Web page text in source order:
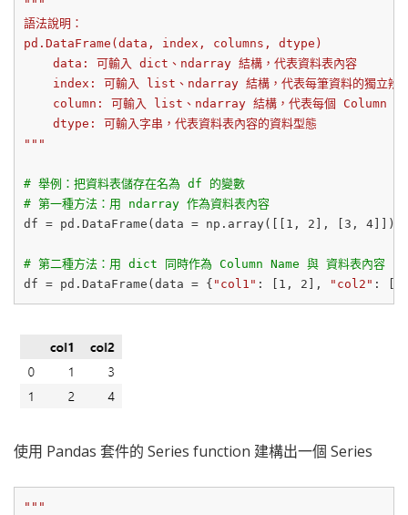
"""
語法說明：
pd.DataFrame(data, index, columns, dtype)
    data: 可輸入 dict、ndarray 結構，代表資料表內容
index: 可輸入 list、ndarray 結構，代表每筆資料的獨立辨識
column: 可輸入 list、ndarray 結構，代表每個 Column
    dtype: 可輸入字串，代表資料表內容的資料型態
"""
# 舉例：把資料表儲存在名為 df 的變數
# 第一種方法：用 ndarray 作為資料表內容
df = pd.DataFrame(data = np.array([[ 1 , 2 ], [ 3 , 4 ]]),
# 第二種方法：用 dict 同時作為 Column Name 與 資料表內容
df = pd.DataFrame(data = { "col1" : [ 1 , 2 ], "col2" : [
使用 Pandas 套件的 Series function 建構出一個 Series
"""